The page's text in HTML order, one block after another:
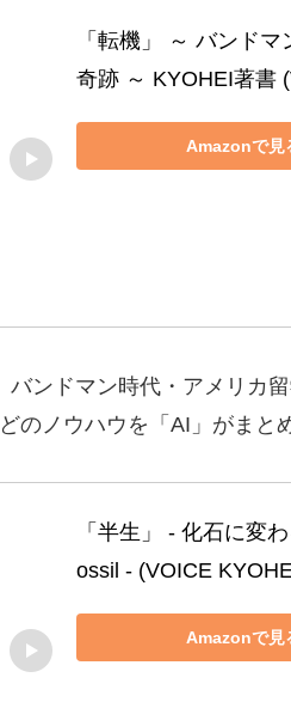
「転機」 ～ バンド
奇跡 ～ KYOHEI著書
Amazonで見
バンドマン時代・アメリカ
のノウハウを「AI」がまと
「半生」 ‐ 化石に変
ossil ‐ (VOICE
Amazonで見